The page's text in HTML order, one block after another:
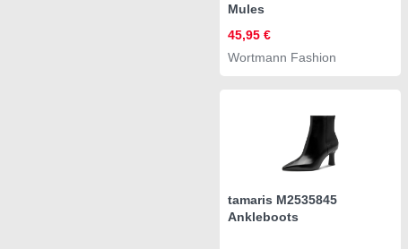
Mules
45,95 €
Wortmann Fashion
tamaris M2535845
Ankleboots